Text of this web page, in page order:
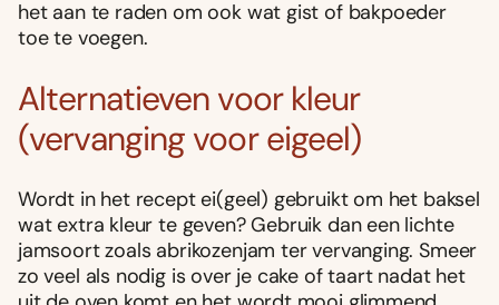
het aan te raden om ook wat gist of bakpoeder
toe te voegen.
Alternatieven voor kleur
(vervanging voor eigeel)
Wordt in het recept ei(geel) gebruikt om het baksel
wat extra kleur te geven? Gebruik dan een lichte
jamsoort zoals abrikozenjam ter vervanging. Smeer
zo veel als nodig is over je cake of taart nadat het